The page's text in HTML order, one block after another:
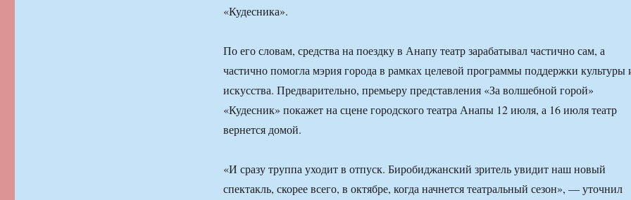
«Кудесника».
По его словам, средства на поездку в Анапу театр зарабатывал частично сам, а
частично помогла мэрия города в рамках целевой программы поддержки культуры
искусства. Предварительно, премьеру представления «За волшебной горой»
«Кудесник» покажет на сцене городского театра Анапы 12 июля, а 16 июля театр
вернется домой.
«И сразу труппа уходит в отпуск. Биробиджанский зритель увидит наш новый
спектакль, скорее всего, в октябре, когда начнется театральный сезон», — уточнил